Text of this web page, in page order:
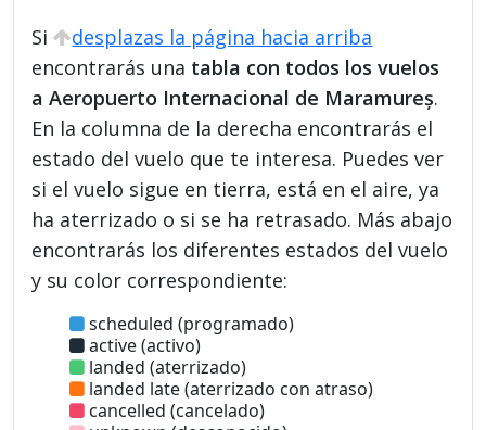
Si
desplazas la página hacia arriba
encontrarás una tabla con todos los vuelos
a Aeropuerto Internacional de Maramureș.
En la columna de la derecha encontrarás el
estado del vuelo que te interesa. Puedes ver
si el vuelo sigue en tierra, está en el aire, ya
ha aterrizado o si se ha retrasado. Más abajo
encontrarás los diferentes estados del vuelo
y su color correspondiente:
scheduled (programado)
active (activo)
landed (aterrizado)
landed late (aterrizado con atraso)
cancelled (cancelado)